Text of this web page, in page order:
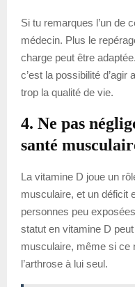
Si tu remarques l’un de
médecin. Plus le
charge peut être
c’est la possibilité d’agir
trop la qualité de vie.
4. Ne pas
santé
La vitamine D joue un
musculaire, et un déficit
personnes peu
statut en vitamine D
musculaire, même si ce
l’arthrose à lui seul.